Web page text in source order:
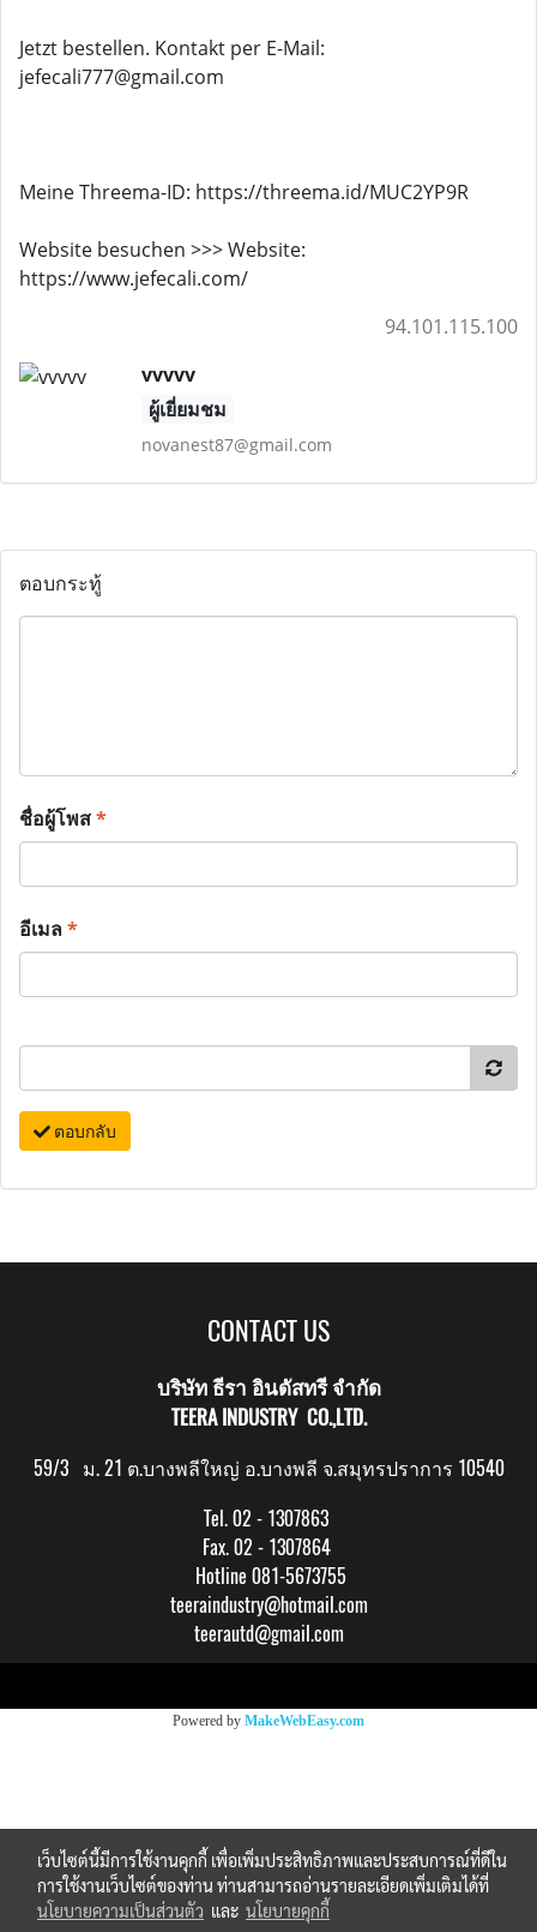
Jetzt bestellen. Kontakt per E-Mail:
jefecali777@gmail.com
Meine Threema-ID: https://threema.id/MUC2YP9R
Website besuchen >>> Website:
https://www.jefecali.com/
94.101.115.100
vvvvv
ผู้เยี่ยมชม
novanest87@gmail.com
ตอบกระทู้
ชื่อผู้โพส*
อีเมล*
ตอบกลับ
CONTACT US
บริษัท ธีรา อินดัสทรี จำกัด
TEERA INDUSTRY CO.,LTD.
59/3 ม. 21 ต.บางพลีใหญ่ อ.บางพลี จ.สมุทรปราการ 10540
Tel. 02 - 1307863
Fax. 02 - 1307864
Hotline 081-5673755
teeraindustry@hotmail.com
teerautd@gmail.com
Powered by MakeWebEasy.com
เว็บไซต์นี้มีการใช้งานคุกกี้ เพื่อเพิ่มประสิทธิภาพและประสบการณ์ที่ดีใน
การใช้งานเว็บไซต์ของท่าน ท่านสามารถอ่านรายละเอียดเพิ่มเติมได้ที่
นโยบายความเป็นส่วนตัว และ นโยบายคุกกี้